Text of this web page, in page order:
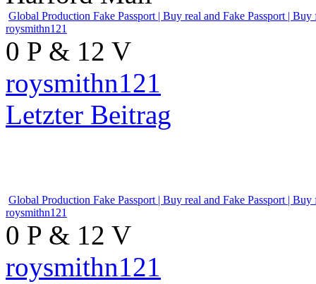
Seiten (24):
Harford Mall
roysmithn121
0 P & 12 V
Letzter Beitrag